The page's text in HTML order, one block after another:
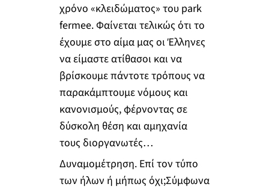
χρόνο «κλειδώματος» του park
fermee. Φαίνεται τελικώς ότι το
έχουμε στο αίμα μας οι Έλληνες
να είμαστε ατίθασοι και να
βρίσκουμε πάντοτε τρόπους να
παρακάμπτουμε νόμους και
κανονισμούς, φέρνοντας σε
δύσκολη θέση και αμηχανία
τους διοργανωτές…
Δυναμομέτρηση. Επί τον τύπο
των ήλων ή μήπως όχι;Σύμφωνα